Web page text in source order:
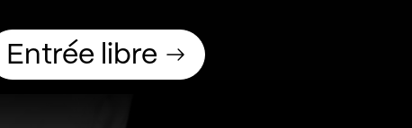
Entrée libre